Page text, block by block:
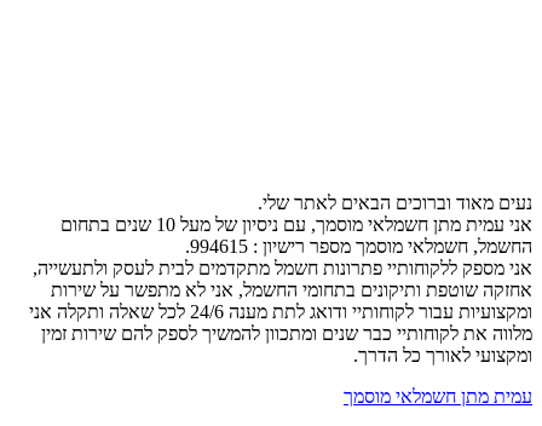
נעים מאוד וברוכים הבאים לאתר שלי.
אני עמית מתן חשמלאי מוסמך, עם ניסיון של מעל 10 שנים בתחום
החשמל, חשמלאי מוסמך מספר רישיון : 994615.
אני מספק ללקוחותיי פתרונות חשמל מתקדמים לבית לעסק ולתעשייה,
אחזקה שוטפת ותיקונים בתחומי החשמל, אני לא מתפשר על שירות
ומקצועיות עבור לקוחותיי ודואג לתת מענה 24/6 לכל שאלה ותקלה אני
מלווה את לקוחותיי כבר שנים ומתכוון להמשיך לספק להם שירות זמין
ומקצועי לאורך כל הדרך.
עמית מתן חשמלאי מוסמך